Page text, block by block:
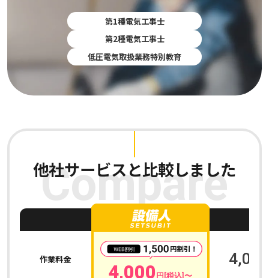
第1種電気工事士
第2種電気工事士
低圧電気取扱業務特別教育
Compare
他社サービスと比較しました
作業料金
4,000 円[税込]〜
4,000